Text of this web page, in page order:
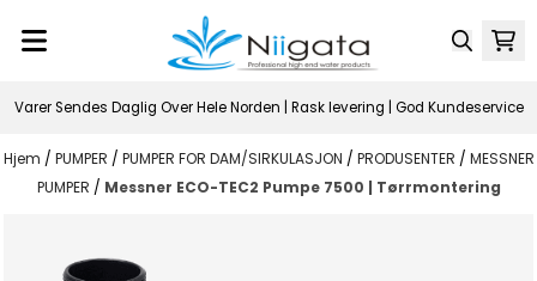
Varer Sendes Daglig Over Hele Norden | Rask levering | God Kundeservice
Hjem / PUMPER / PUMPER FOR DAM/SIRKULASJON / PRODUSENTER / MESSNER
PUMPER / Messner ECO-TEC2 Pumpe 7500 | Tørrmontering